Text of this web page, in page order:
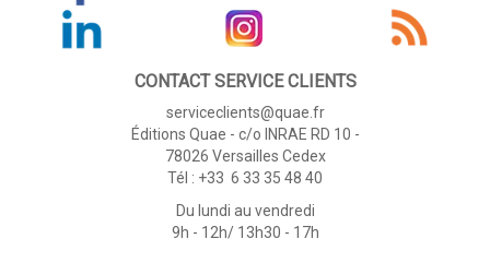
CONTACT SERVICE CLIENTS
serviceclients@quae.fr
Éditions Quae - c/o INRAE RD 10 -
78026 Versailles Cedex
Tél : +33 6 33 35 48 40
Du lundi au vendredi
9h - 12h/ 13h30 - 17h